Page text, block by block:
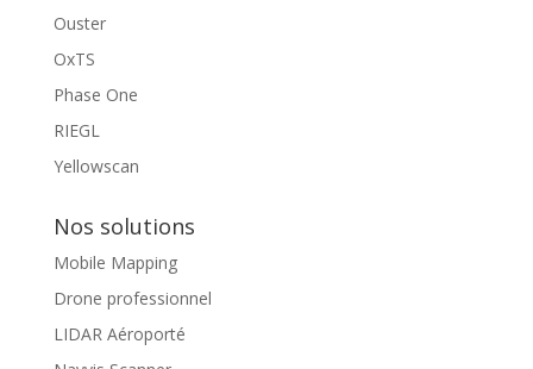
Ouster
OxTS
Phase One
RIEGL
Yellowscan
Nos solutions
Mobile Mapping
Drone professionnel
LIDAR Aéroporté